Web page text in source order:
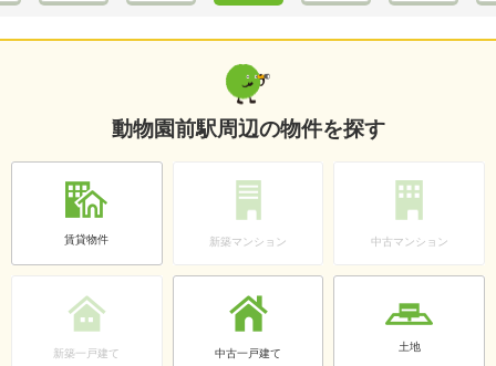
動物園前駅周辺の物件を探す
賃貸物件 新築マンション 中古マンション
新築一戸建て 中古一戸建て
土地